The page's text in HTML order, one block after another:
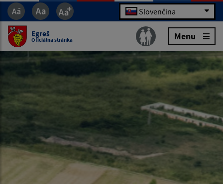
Slovenčina
Egreš
Oficiálna stránka Menu